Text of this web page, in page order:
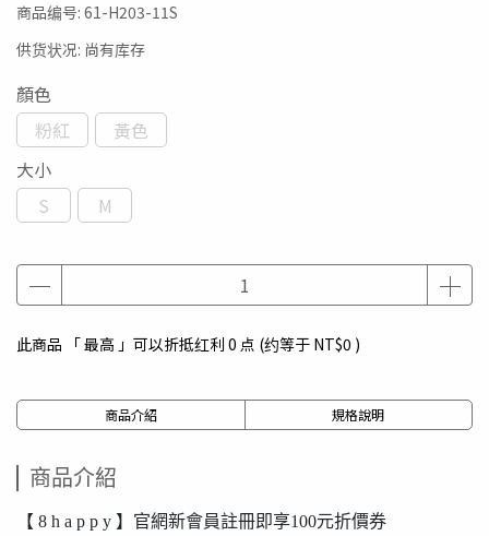
商品编号: 61-H203-11S
供货状况: 尚有库存
顏色
粉紅
黃色
大小
S
M
此商品 「 最高 」可以折抵红利 0 点 (约等于 NT$0 )
商品介紹 規格說明
商品介紹
【 8 h a p p y 】官網新會員註冊即享100元折價券